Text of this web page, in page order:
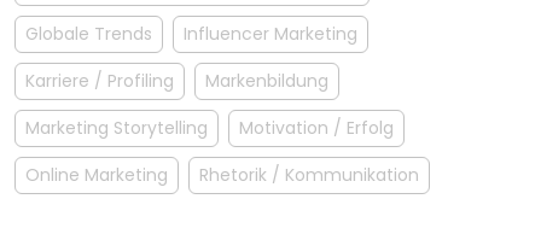
Globale Trends
Influencer Marketing
Karriere / Profiling
Markenbildung
Marketing Storytelling
Motivation / Erfolg
Online Marketing
Rhetorik / Kommunikation